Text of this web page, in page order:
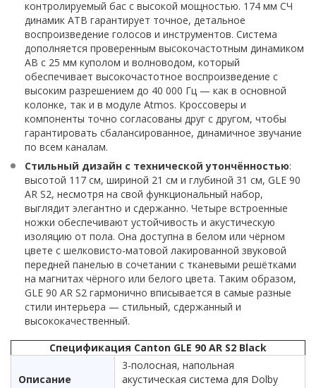
контролируемый бас с высокой мощностью. 174 мм СЧ
динамик ATB гарантирует точное, детальное
воспроизведение голосов и инструментов. Система
дополняется проверенным высокочастотным динамиком
AB с 25 мм куполом и волноводом, который
обеспечивает высокочастотное воспроизведение с
высоким разрешением до 40 000 Гц — как в основной
колонке, так и в модуле Atmos. Кроссоверы и
компоненты точно согласованы друг с другом, чтобы
гарантировать сбалансированное, динамичное звучание
по всем каналам.
Стильный дизайн с технической утончённостью:
высотой 117 см, шириной 21 см и глубиной 31 см, GLE 90
AR S2, несмотря на свой функциональный набор,
выглядит элегантно и сдержанно. Четыре встроенные
ножки обеспечивают устойчивость и акустическую
изоляцию от пола. Она доступна в белом или чёрном
цвете с шелковисто-матовой лакированной звуковой
передней панелью в сочетании с тканевыми решётками
на магнитах чёрного или белого цвета. Таким образом,
GLE 90 AR S2 гармонично вписывается в самые разные
стили интерьера — стильный, сдержанный и
высококачественный.
Спецификация Canton GLE 90 AR S2 Black
Описание
3-полосная, напольная
акустическая система для Dolby